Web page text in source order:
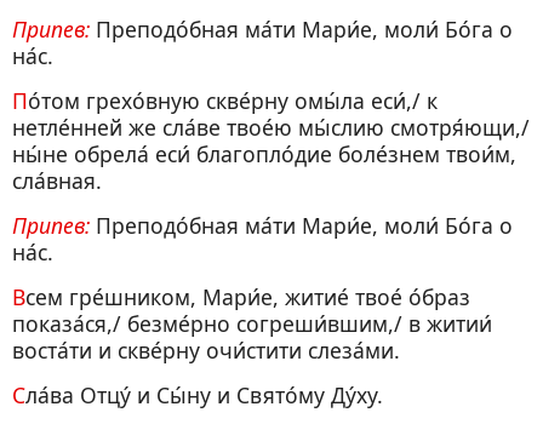
Припев: Преподо́бная ма́ти Мари́е, моли́ Бо́га о
на́с.
По́том грехо́вную скве́рну омы́ла еси́,/ к
нетле́нней же сла́ве твое́ю мы́слию смотря́ющи,/
ны́не обрела́ еси́ благопло́дие боле́знем твои́м,
сла́вная.
Припев: Преподо́бная ма́ти Мари́е, моли́ Бо́га о
на́с.
Всем гре́шником, Мари́е, житие́ твое́ о́браз
показа́ся,/ безме́рно согреши́вшим,/ в житии́
воста́ти и скве́рну очи́стити слеза́ми.
Сла́ва Отцу́ и Сы́ну и Свято́му Ду́ху.